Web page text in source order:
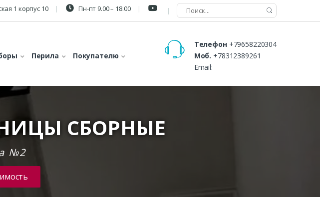
1 корпус 10 Пн-пт 9.00 – 18.00
Перила Покупателю
Телефон +79658220304
Моб. +78312389261
Email:
СБОРНЫЕ
№2